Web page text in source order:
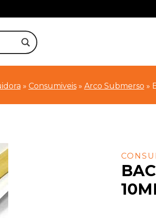
» Consumiveis» Arco Submerso »